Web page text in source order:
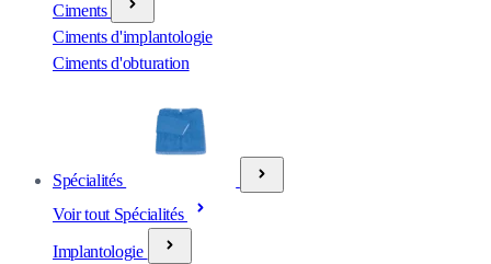
Ciments
Ciments d'implantologie
Ciments d'obturation
Spécialités
Voir tout Spécialités
Implantologie